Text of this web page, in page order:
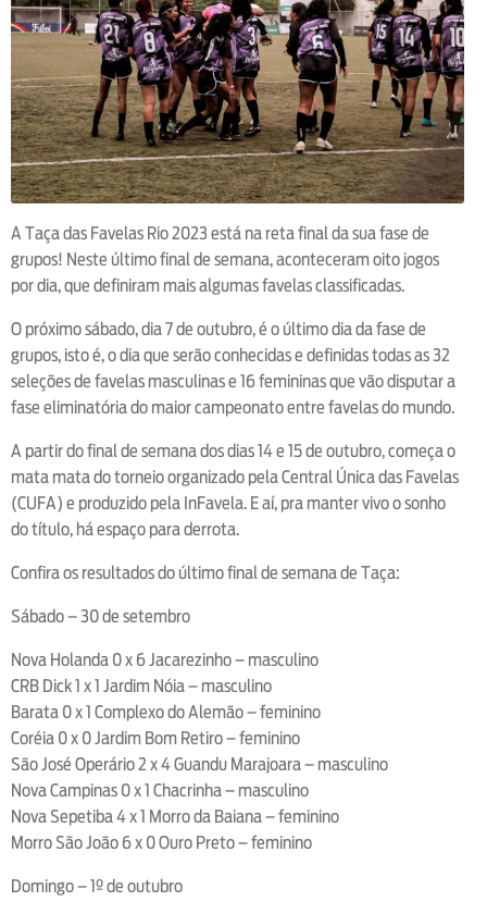
A Taça das Favelas Rio 2023 está na reta final da sua fase de
grupos! Neste último final de semana, aconteceram oito jogos
por dia, que definiram mais algumas favelas classificadas.
O próximo sábado, dia 7 de outubro, é o último dia da fase de
grupos, isto é, o dia que serão conhecidas e definidas todas as 32
seleções de favelas masculinas e 16 femininas que vão disputar a
fase eliminatória do maior campeonato entre favelas do mundo.
A partir do final de semana dos dias 14 e 15 de outubro, começa o
mata mata do torneio organizado pela Central Única das Favelas
(CUFA) e produzido pela InFavela. E aí, pra manter vivo o sonho
do título, há espaço para derrota.
Confira os resultados do último final de semana de Taça:
Sábado – 30 de setembro
Nova Holanda 0 x 6 Jacarezinho – masculino
CRB Dick 1 x 1 Jardim Nóia – masculino
Barata 0 x 1 Complexo do Alemão – feminino
Coréia 0 x 0 Jardim Bom Retiro – feminino
São José Operário 2 x 4 Guandu Marajoara – masculino
Nova Campinas 0 x 1 Chacrinha – masculino
Nova Sepetiba 4 x 1 Morro da Baiana – feminino
Morro São João 6 x 0 Ouro Preto – feminino
Domingo – 1º de outubro